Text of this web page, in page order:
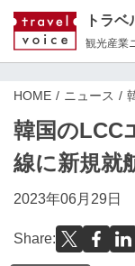
トラ
観光産業
HOME ニュース
韓国のLCC
線に新規就
2023年06月29日
Share: